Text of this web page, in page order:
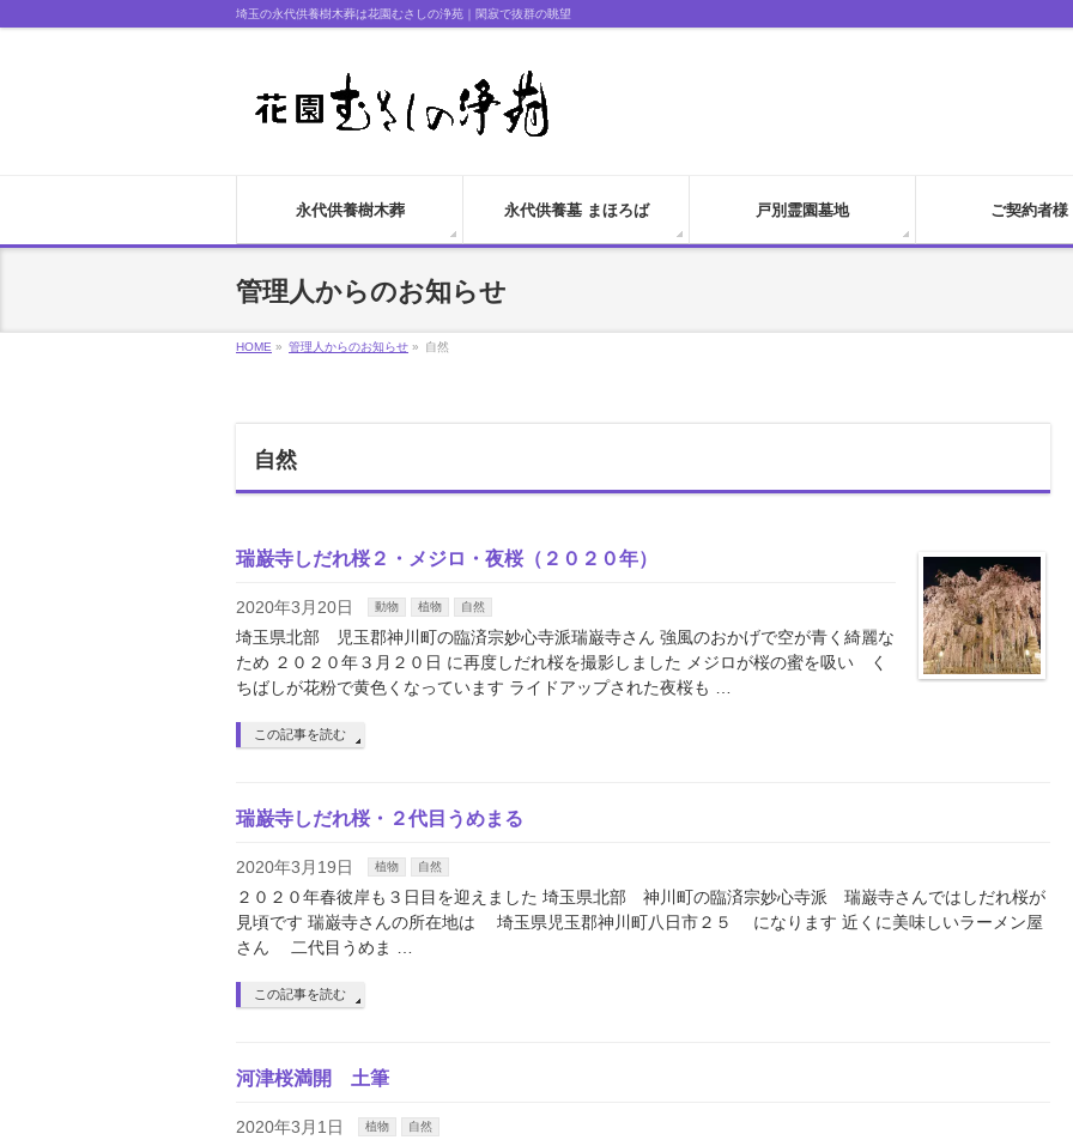
埼玉の永代供養樹木葬は花園むさしの浄苑｜閑寂で抜群の眺望
永代供養樹木葬 永代供養墓 まほろば 戸別霊園墓地 ご契約者様
管理人からのお知らせ
HOME » 管理人からのお知らせ » 自然
自然
瑞巌寺しだれ桜２・メジロ・夜桜（２０２０年）
2020年3月20日 動物 植物 自然
埼玉県北部 児玉郡神川町の臨済宗妙心寺派瑞巌寺さん 強風のおかげで空が青く綺麗な
ため ２０２０年３月２０日 に再度しだれ桜を撮影しました メジロが桜の蜜を吸い く
ちばしが花粉で黄色くなっています ライドアップされた夜桜も …
この記事を読む
瑞巌寺しだれ桜・２代目うめまる
2020年3月19日 植物 自然
２０２０年春彼岸も３日目を迎えました 埼玉県北部 神川町の臨済宗妙心寺派 瑞巌寺さんではしだれ桜が
見頃です 瑞巌寺さんの所在地は 埼玉県児玉郡神川町八日市２５ になります 近くに美味しいラーメン屋
さん 二代目うめま …
この記事を読む
河津桜満開 土筆
2020年3月1日 植物 自然